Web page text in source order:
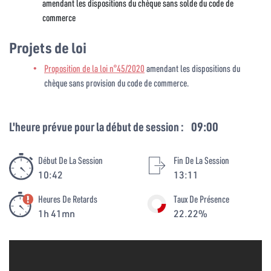
amendant les dispositions du chèque sans solde du code de
commerce
Projets de loi
Proposition de la loi n°45/2020amendant les dispositions du
chèque sans provision du code de commerce.
L'heure prévue pour la début de session : 09:00
Début De La Session
10:42
Fin De La Session
13:11
Heures De Retards
1h 41mn
Taux De Présence
22.22%